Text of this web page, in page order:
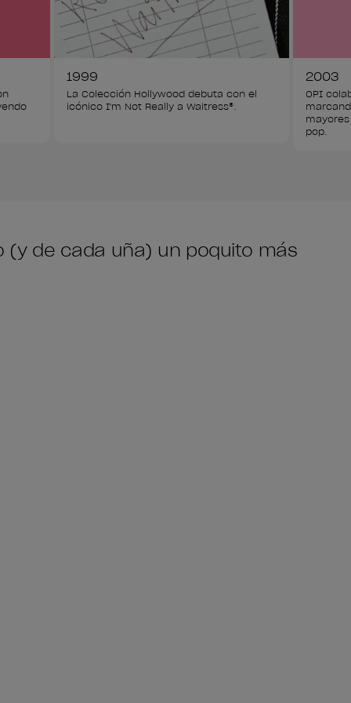
1999
La Colección Hollywood debuta con el
icónico I'm Not Really a Waitress®.
2003
OPI
pop.
(y de cada uña) un poquito más